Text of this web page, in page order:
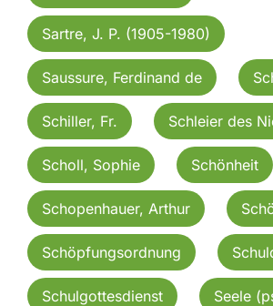
Sartre, J. P. (1905-1980)
Saussure, Ferdinand de
Schiller, Fr. Schleier des
Scholl, Sophie Schönheit
Schopenhauer, Arthur
Schöpfungsordnung
Schulgottesdienst Seele